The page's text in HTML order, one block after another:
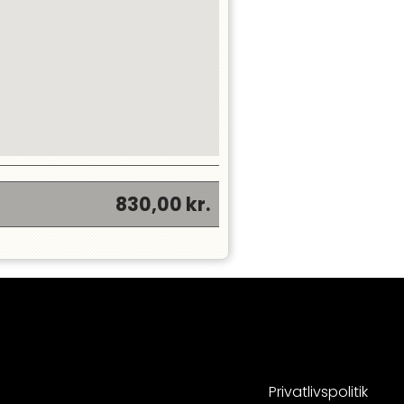
830,00 kr.
Privatlivspolitik